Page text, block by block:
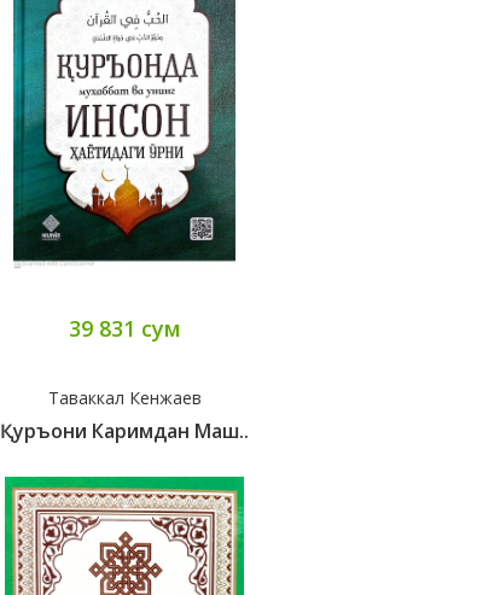
39 831 сум
Таваккал Кенжаев
Қуръони Каримдан Маш..